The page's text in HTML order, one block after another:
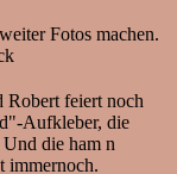
Fotos machen.
Robert feiert noch
Aufkleber, die
die ham n
immernoch.